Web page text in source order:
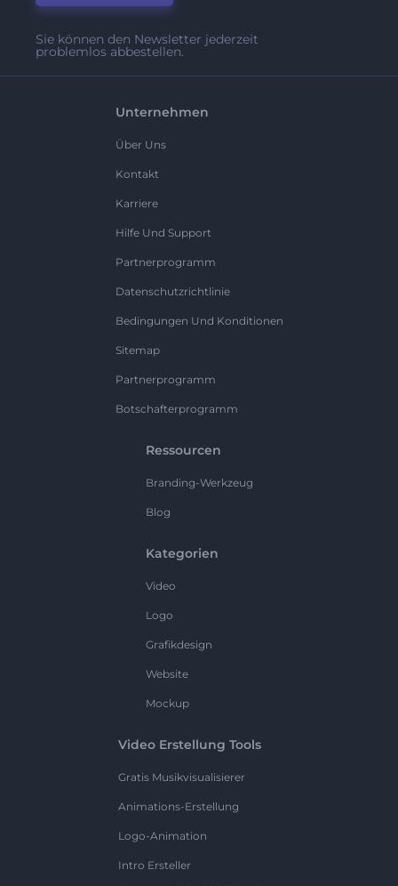
Sie können den Newsletter jederzeit
problemlos abbestellen.
Unternehmen
Über Uns
Kontakt
Karriere
Hilfe Und Support
Partnerprogramm
Datenschutzrichtlinie
Bedingungen Und Konditionen
Sitemap
Partnerprogramm
Botschafterprogramm
Ressourcen
Branding-Werkzeug
Blog
Kategorien
Video
Logo
Grafikdesign
Website
Mockup
Video Erstellung Tools
Gratis Musikvisualisierer
Animations-Erstellung
Logo-Animation
Intro Ersteller